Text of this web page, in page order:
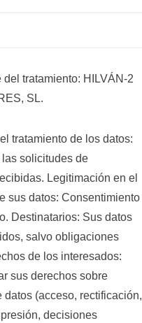
del tratamiento: HILVÁN-2
SL.
tratamiento de los datos:
solicitudes de
Legitimación en el
sus datos: Consentimiento
Destinatarios: Sus datos
salvo obligaciones
de los interesados:
sus derechos sobre
datos (acceso, rectificación,
decisiones